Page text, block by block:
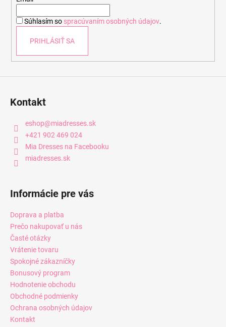
Súhlasím so spracúvaním osobných údajov.
PRIHLÁSIŤ SA
Kontakt
eshop@miadresses.sk
+421 902 469 024
Mia Dresses na Facebooku
miadresses.sk
Informácie pre vás
Doprava a platba
Prečo nakupovať u nás
Časté otázky
Vrátenie tovaru
Spokojné zákazníčky
Bonusový program
Hodnotenie obchodu
Obchodné podmienky
Ochrana osobných údajov
Kontakt